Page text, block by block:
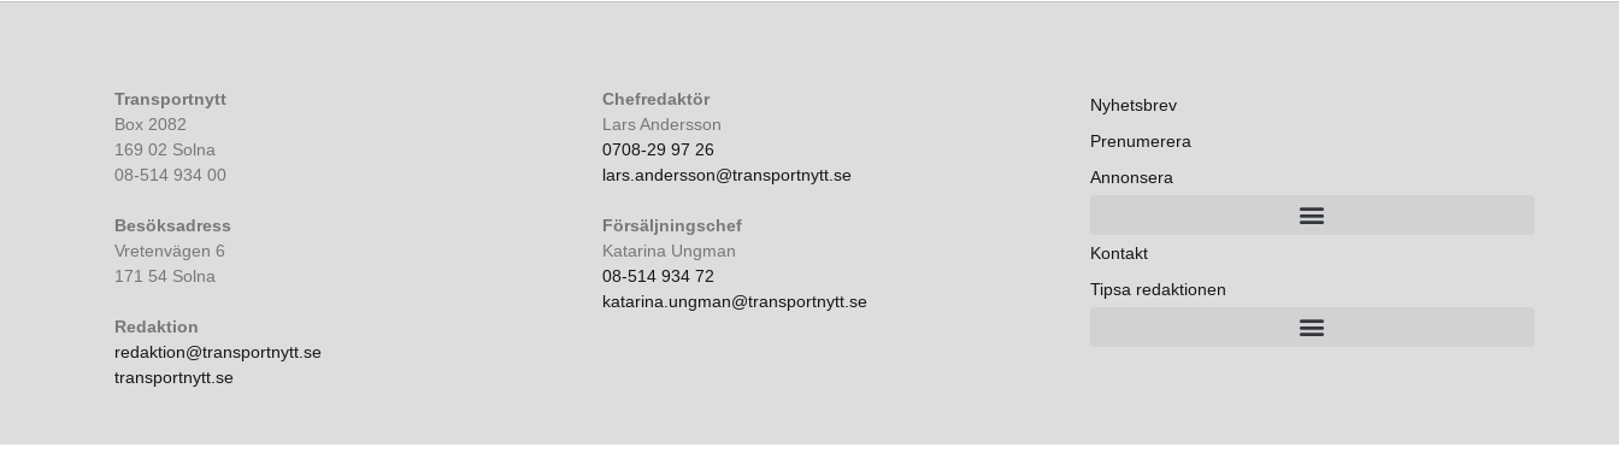
Transportnytt
Box 2082
169 02 Solna
08-514 934 00
Besöksadress
Vretenvägen 6
171 54 Solna
Redaktion
redaktion@transportnytt.se
transportnytt.se
Chefredaktör
Lars Andersson
0708-29 97 26
lars.andersson@transportnytt.se
Försäljningschef
Katarina Ungman
08-514 934 72
katarina.ungman@transportnytt.se
Nyhetsbrev
Prenumerera
Annonsera
Kontakt
Tipsa redaktionen